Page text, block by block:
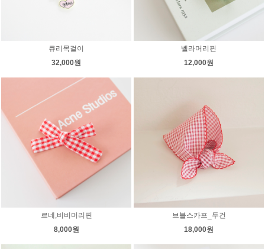
큐리목걸이
32,000원
벨라머리핀
12,000원
르네,비비머리핀
8,000원
브블스카프_두건
18,000원